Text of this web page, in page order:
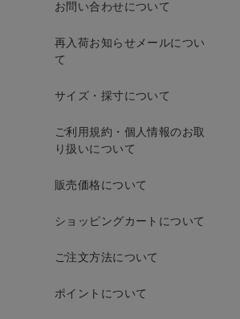
お問い合わせについて
再入荷お知らせメールについ
て
サイズ・採寸について
ご利用規約・個人情報のお取
り扱いについて
販売価格について
ショッピングカートについて
ご注文方法について
ポイントについて